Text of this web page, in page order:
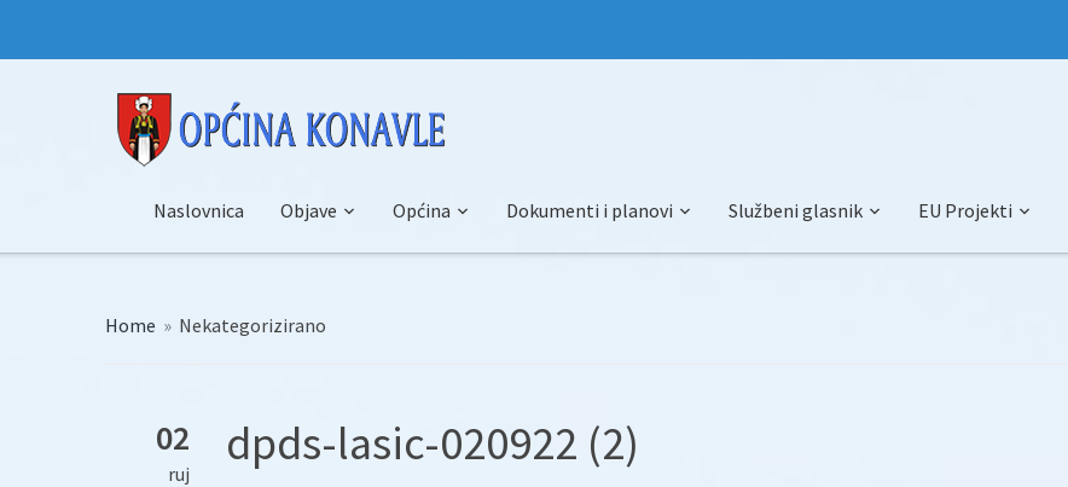
Naslovnica Objave Općina Dokumenti i planovi Službeni glasnik EU Projekti
Home » Nekategorizirano
02
ruj
dpds-lasic-020922 (2)